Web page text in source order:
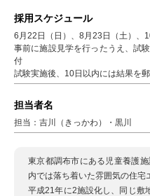
採用スケジュール
6月22日（日）、8月23日（土）、
事前に施設見学を行ったうえ、試
付
試験実施後、10日以内には結果を
担当者名
担当：吉川（きっかわ）・黒川
東京都調布市にある児童養護
内では落ち着いた雰囲気の住宅
平成21年に2施設化し、同じ敷